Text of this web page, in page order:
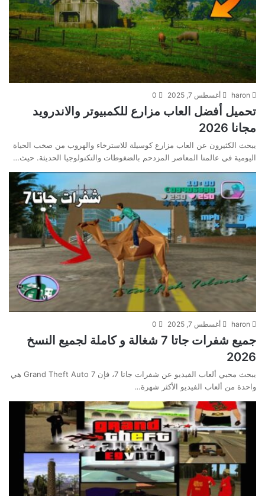
haron أغسطس 7, 2025 0
تحميل أفضل العاب مزارع للكمبيوتر والاندرويد
مجانا 2026
يبحث الكثيرون عن العاب مزارع كوسيلة للاسترخاء والهروب من صخب الحياة
اليومية في عالمنا المعاصر المزدحم بالضغوطات والتكنولوجيا الحديثة. حيث…
haron أغسطس 7, 2025 0
جميع شفرات جاتا 7 شغالة و كاملة لجميع النسخ
2026
يبحث محبي ألعاب الفيديو عن شفرات جاتا 7، فإن Grand Theft Auto 7 هي
واحدة من ألعاب الفيديو الأكثر شهرة…